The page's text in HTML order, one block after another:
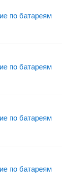
по батареям
по батареям
по батареям
по батареям